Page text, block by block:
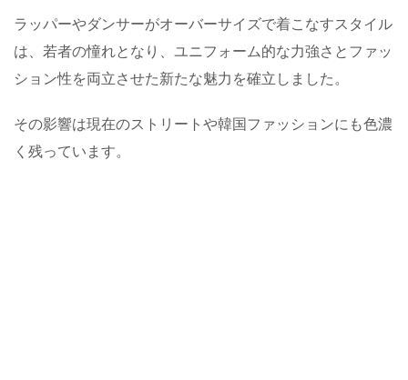
ラッパーやダンサーがオーバーサイズで着こなすスタイル
は、若者の憧れとなり、ユニフォーム的な力強さとファッ
ション性を両立させた新たな魅力を確立しました。
その影響は現在のストリートや韓国ファッションにも色濃
く残っています。